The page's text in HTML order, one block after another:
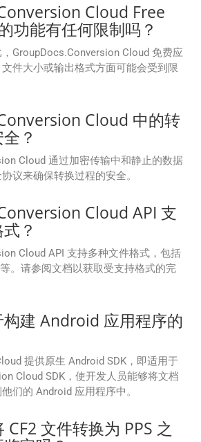
Cloud Free
功能有任何限制吗？
GroupDocs.Conversion Cloud 免费应
件大小或输出格式方面可能会受到限
Cloud 中的转
？
Cloud 通过加密传输中和静止的数据
议来确保转换过程的安全。
Cloud API 支
？
Cloud API 支持多种文件格式，包括
。请参阅文档以获取受支持格式的完
建 Android 应用程序的
提供原生 Android SDK，即适用于
Cloud SDK，使开发人员能够将文档
们的 Android 应用程序中。
CF2 文件转换为 PPS 之